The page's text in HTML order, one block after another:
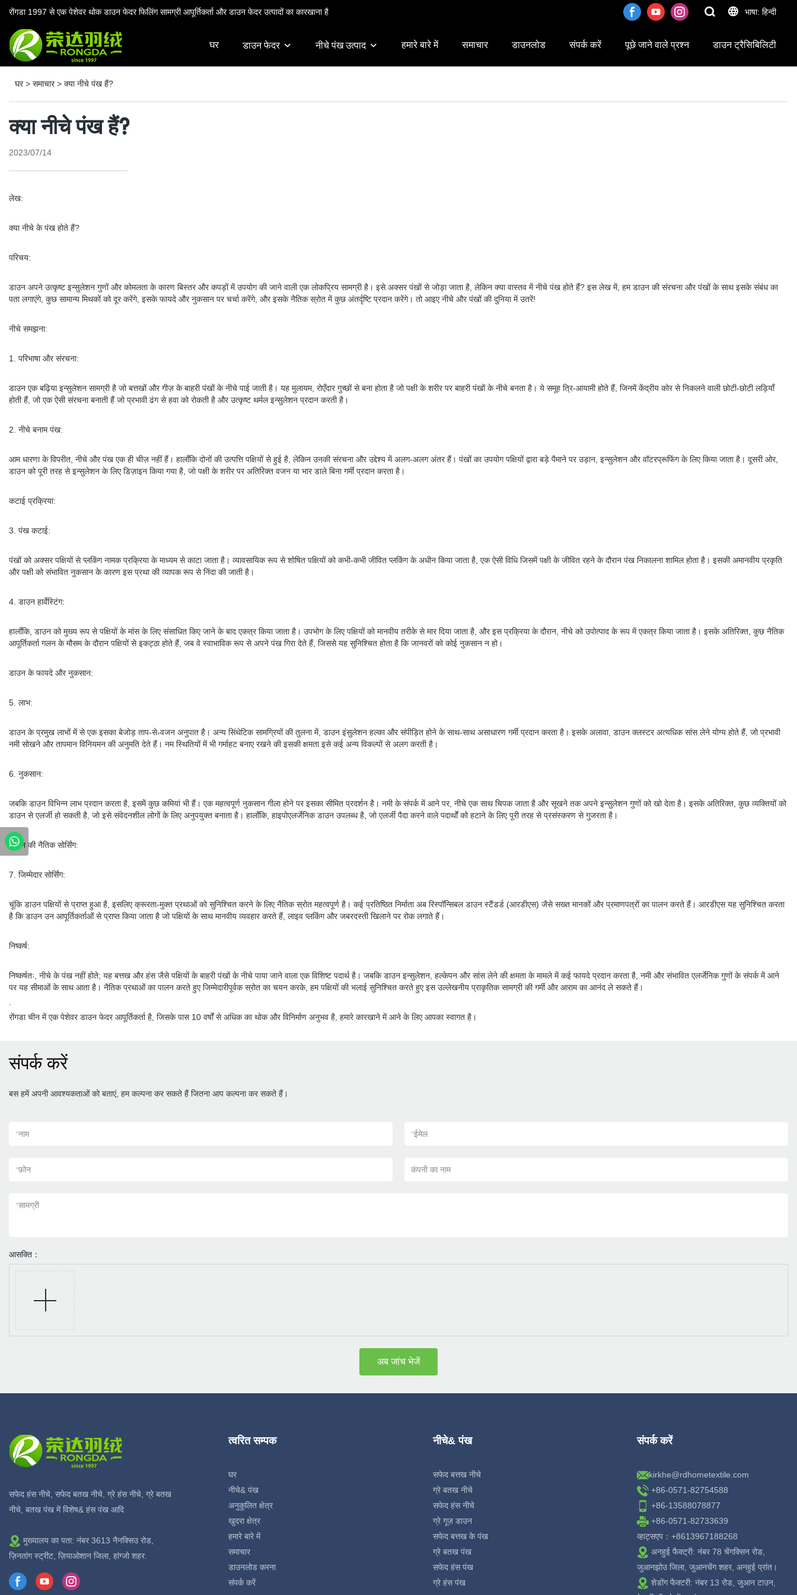
रोंगडा 1997 से एक पेशेवर थोक डाउन फेदर फिलिंग सामग्री आपूर्तिकर्ता और डाउन फेदर उत्पादों का कारखाना है भाषा: हिन्दी
घर डाउन फेदर नीचे पंख उत्पाद हमारे बारे में समाचार डाउनलोड संपर्क करें पूछे जाने वाले प्रश्न डाउन ट्रैसिबिलिटी
घर> समाचार> क्या नीचे पंख हैं?
क्या नीचे पंख हैं?
2023/07/14
लेख:
क्या नीचे के पंख होते हैं?
परिचय:
डाउन अपने उत्कृष्ट इन्सुलेशन गुणों और कोमलता के कारण बिस्तर और कपड़ों में उपयोग की जाने वाली एक लोकप्रिय सामग्री है। इसे अक्सर पंखों से जोड़ा जाता है, लेकिन क्या वास्तव में नीचे पंख होते हैं? इस लेख में, हम डाउन की संरचना और पंखों के साथ इसके संबंध का
पता लगाएंगे, कुछ सामान्य मिथकों को दूर करेंगे, इसके फायदे और नुकसान पर चर्चा करेंगे, और इसके नैतिक स्रोत में कुछ अंतर्दृष्टि प्रदान करेंगे। तो आइए नीचे और पंखों की दुनिया में उतरें!
नीचे समझना:
1. परिभाषा और संरचना:
डाउन एक बढ़िया इन्सुलेशन सामग्री है जो बत्तखों और गीज़ के बाहरी पंखों के नीचे पाई जाती है। यह मुलायम, रोएँदार गुच्छों से बना होता है जो पक्षी के शरीर पर बाहरी पंखों के नीचे बनता है। ये समूह त्रि-आयामी होते हैं, जिनमें केंद्रीय कोर से निकलने वाली छोटी-छोटी लड़ियाँ
होती हैं, जो एक ऐसी संरचना बनाती हैं जो प्रभावी ढंग से हवा को रोकती है और उत्कृष्ट थर्मल इन्सुलेशन प्रदान करती है।
2. नीचे बनाम पंख:
आम धारणा के विपरीत, नीचे और पंख एक ही चीज़ नहीं हैं। हालाँकि दोनों की उत्पत्ति पक्षियों से हुई है, लेकिन उनकी संरचना और उद्देश्य में अलग-अलग अंतर हैं। पंखों का उपयोग पक्षियों द्वारा बड़े पैमाने पर उड़ान, इन्सुलेशन और वॉटरप्रूफिंग के लिए किया जाता है। दूसरी ओर,
डाउन को पूरी तरह से इन्सुलेशन के लिए डिज़ाइन किया गया है, जो पक्षी के शरीर पर अतिरिक्त वजन या भार डाले बिना गर्मी प्रदान करता है।
कटाई प्रक्रिया:
3. पंख कटाई:
पंखों को अक्सर पक्षियों से प्लकिंग नामक प्रक्रिया के माध्यम से काटा जाता है। व्यावसायिक रूप से शोषित पक्षियों को कभी-कभी जीवित प्लकिंग के अधीन किया जाता है, एक ऐसी विधि जिसमें पक्षी के जीवित रहने के दौरान पंख निकालना शामिल होता है। इसकी अमानवीय प्रकृति
और पक्षी को संभावित नुकसान के कारण इस प्रथा की व्यापक रूप से निंदा की जाती है।
4. डाउन हार्वेस्टिंग:
हालाँकि, डाउन को मुख्य रूप से पक्षियों के मांस के लिए संसाधित किए जाने के बाद एकत्र किया जाता है। उपभोग के लिए पक्षियों को मानवीय तरीके से मार दिया जाता है, और इस प्रक्रिया के दौरान, नीचे को उपोत्पाद के रूप में एकत्र किया जाता है। इसके अतिरिक्त, कुछ नैतिक
आपूर्तिकर्ता गलन के मौसम के दौरान पक्षियों से इकट्ठा होते हैं, जब वे स्वाभाविक रूप से अपने पंख गिरा देते हैं, जिससे यह सुनिश्चित होता है कि जानवरों को कोई नुकसान न हो।
डाउन के फायदे और नुकसान:
5. लाभ:
डाउन के प्रमुख लाभों में से एक इसका बेजोड़ ताप-से-वजन अनुपात है। अन्य सिंथेटिक सामग्रियों की तुलना में, डाउन इंसुलेशन हल्का और संपीड़ित होने के साथ-साथ असाधारण गर्मी प्रदान करता है। इसके अलावा, डाउन क्लस्टर अत्यधिक सांस लेने योग्य होते हैं, जो प्रभावी
नमी सोखने और तापमान विनियमन की अनुमति देते हैं। नम स्थितियों में भी गर्माहट बनाए रखने की इसकी क्षमता इसे कई अन्य विकल्पों से अलग करती है।
6. नुकसान:
जबकि डाउन विभिन्न लाभ प्रदान करता है, इसमें कुछ कमियां भी हैं। एक महत्वपूर्ण नुकसान गीला होने पर इसका सीमित प्रदर्शन है। नमी के संपर्क में आने पर, नीचे एक साथ चिपक जाता है और सूखने तक अपने इन्सुलेशन गुणों को खो देता है। इसके अतिरिक्त, कुछ व्यक्तियों को
डाउन से एलर्जी हो सकती है, जो इसे संवेदनशील लोगों के लिए अनुपयुक्त बनाता है। हालाँकि, हाइपोएलर्जेनिक डाउन उपलब्ध है, जो एलर्जी पैदा करने वाले पदार्थों को हटाने के लिए पूरी तरह से प्रसंस्करण से गुजरता है।
डाउन की नैतिक सोर्सिंग:
7. जिम्मेदार सोर्सिंग:
चूंकि डाउन पक्षियों से प्राप्त हुआ है, इसलिए क्रूरता-मुक्त प्रथाओं को सुनिश्चित करने के लिए नैतिक स्रोत महत्वपूर्ण है। कई प्रतिष्ठित निर्माता अब रिस्पॉन्सिबल डाउन स्टैंडर्ड (आरडीएस) जैसे सख्त मानकों और प्रमाणपत्रों का पालन करते हैं। आरडीएस यह सुनिश्चित करता
है कि डाउन उन आपूर्तिकर्ताओं से प्राप्त किया जाता है जो पक्षियों के साथ मानवीय व्यवहार करते हैं, लाइव प्लकिंग और जबरदस्ती खिलाने पर रोक लगाते हैं।
निष्कर्ष:
निष्कर्षतः, नीचे के पंख नहीं होते; यह बत्तख और हंस जैसे पक्षियों के बाहरी पंखों के नीचे पाया जाने वाला एक विशिष्ट पदार्थ है। जबकि डाउन इन्सुलेशन, हल्केपन और सांस लेने की क्षमता के मामले में कई फायदे प्रदान करता है, नमी और संभावित एलर्जेनिक गुणों के संपर्क में आने
पर यह सीमाओं के साथ आता है। नैतिक प्रथाओं का पालन करते हुए जिम्मेदारीपूर्वक स्रोत का चयन करके, हम पक्षियों की भलाई सुनिश्चित करते हुए इस उल्लेखनीय प्राकृतिक सामग्री की गर्मी और आराम का आनंद ले सकते हैं।
रोंगडा चीन में एक पेशेवर डाउन फेदर आपूर्तिकर्ता है, जिसके पास 10 वर्षों से अधिक का थोक और विनिर्माण अनुभव है, हमारे कारखाने में आने के लिए आपका स्वागत है।
संपर्क करें
बस हमें अपनी आवश्यकताओं को बताएं, हम कल्पना कर सकते हैं जितना आप कल्पना कर सकते हैं।
*नाम *ईमेल
*फ़ोन कंपनी का नाम
*सामग्री
आसक्ति：
अब जांच भेजें
सफेद हंस नीचे, सफेद बतख नीचे, ग्रे हंस नीचे, ग्रे बतख
नीचे, बतख पंख में विशेष& हंस पंख आदि
मुख्यालय का पता: नंबर 3613 नैनक्सिउ रोड,
ज़िनतांग स्ट्रीट, ज़ियाओशान जिला, हांग्जो शहर.
त्वरित सम्पक
घर
नीचे& पंख
अनुकूलित क्षेत्र
खुदरा क्षेत्र
हमारे बारे में
समाचार
डाउनलोड करना
संपर्क करें
नीचे& पंख
सफेद बत्तख नीचे
ग्रे बतख नीचे
सफेद हंस नीचे
ग्रे गूज़ डाउन
सफेद बत्तख के पंख
ग्रे बतख पंख
सफेद हंस पंख
ग्रे हंस पंख
संपर्क करें
kirkhe@rdhometextile.com
+86-0571-82754588
+86-13588078877
+86-0571-82733639
व्हाट्सएप：+8613967188268
अनहुई फैक्ट्री: नंबर 78 चेंगक्सिन रोड,
जुआनझोउ जिला, जुआनचेंग शहर, अनहुई प्रांत।
शेडोंग फैक्टरी: नंबर 13 रोड, जुआन टाउन,